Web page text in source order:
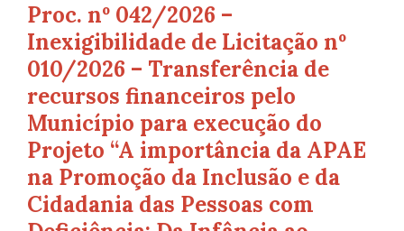
Proc. nº 042/2026 –
Inexigibilidade de Licitação nº
010/2026 – Transferência de
recursos financeiros pelo
Município para execução do
Projeto “A importância da APAE
na Promoção da Inclusão e da
Cidadania das Pessoas com